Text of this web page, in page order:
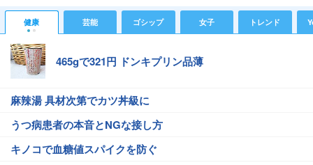
健康 芸能 ゴシップ 女子 トレンド
465gで321円 ドンキプリン品薄
麻辣湯 具材次第でカツ丼級に
うつ病患者の本音とNGな接し方
キノコで血糖値スパイクを防ぐ